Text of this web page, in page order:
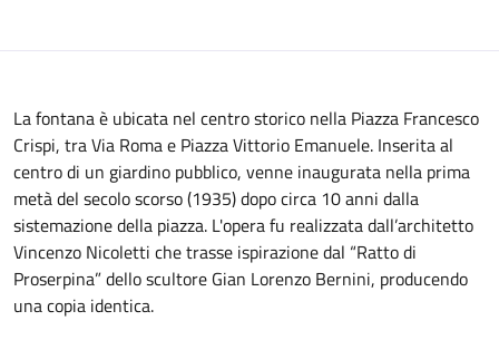
La fontana è ubicata nel centro storico nella Piazza Francesco
Crispi, tra Via Roma e Piazza Vittorio Emanuele. Inserita al
centro di un giardino pubblico, venne inaugurata nella prima
metà del secolo scorso (1935) dopo circa 10 anni dalla
sistemazione della piazza. L'opera fu realizzata dall’architetto
Vincenzo Nicoletti che trasse ispirazione dal “Ratto di
Proserpina” dello scultore Gian Lorenzo Bernini, producendo
una copia identica.